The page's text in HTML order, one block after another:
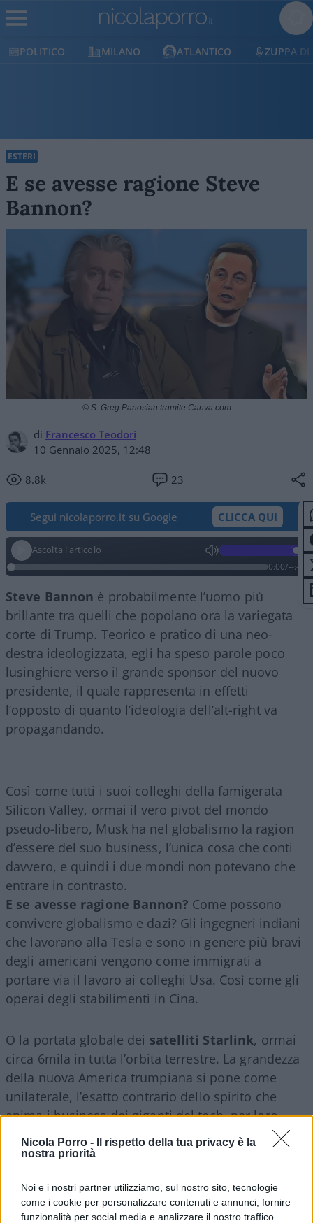
Nicola Porro -
Il rispetto della tua privacy è la
nostra priorità
Noi e i nostri partner utilizziamo, sul nostro sito, tecnologie
come i cookie per personalizzare contenuti e annunci, fornire
funzionalità per social media e analizzare il nostro traffico.
POLITICO MILANO ATLANTICO ZUPPA DI
ESTERI
E se avesse ragione Steve
Bannon?
di Francesco Teodori
10 Gennaio 2025, 12:48
8.8k 23
© S. Greg Panosian tramite Canva.com
Segui nicolaporro.it su Google CLICCA QUI
Ascolta l'articolo
0:00/--:--
Steve Bannon è probabilmente l’uomo più
brillante tra quelli che popolano ora la variegata
corte di Trump. Teorico e pratico di una neo-
destra ideologizzata, egli ha speso parole poco
lusinghiere verso il grande sponsor del nuovo
presidente, il quale rappresenta in effetti
l’opposto di quanto l’ideologia dell’alt-right va
propagandando.
Così come tutti i suoi colleghi della famigerata
Silicon Valley, ormai il vero pivot del mondo
pseudo-libero, Musk ha nel globalismo la ragion
d’essere del suo business, l’unica cosa che conti
davvero, e quindi i due mondi non potevano che
entrare in contrasto.
E se avesse ragione Bannon? Come possono
convivere globalismo e dazi? Gli ingegneri indiani
che lavorano alla Tesla e sono in genere più bravi
degli americani vengono come immigrati a
portare via il lavoro ai colleghi Usa. Così come gli
operai degli stabilimenti in Cina.
O la portata globale dei satelliti Starlink, ormai
circa 6mila in tutta l’orbita terrestre. La grandezza
della nuova America trumpiana si pone come
unilaterale, l’esatto contrario dello spirito che
anima i business dei giganti del tech, per loro
natura improntati alla globalità. Se è vero che
tutto cambia affinché nulla cambi è anche vero
forti anche del denaro, specie se sostenute dalla
maggioranza di un popolo che conta davvero.